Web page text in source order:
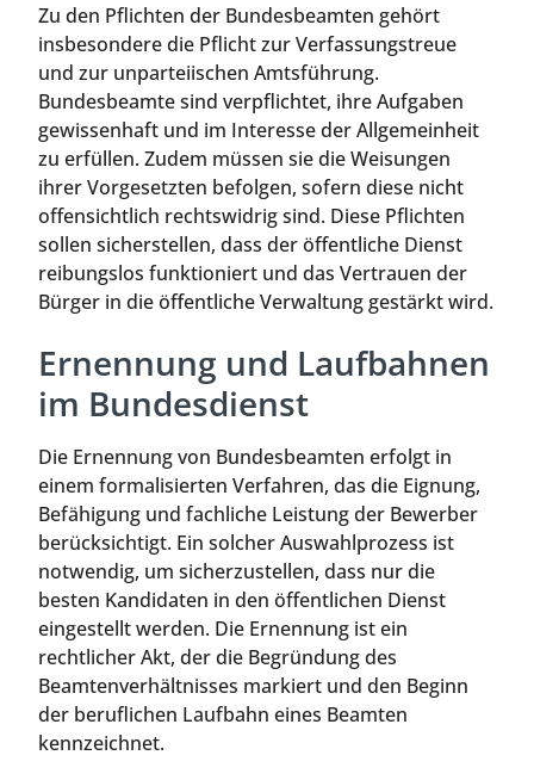
Zu den Pflichten der Bundesbeamten gehört
insbesondere die Pflicht zur Verfassungstreue
und zur unparteiischen Amtsführung.
Bundesbeamte sind verpflichtet, ihre Aufgaben
gewissenhaft und im Interesse der Allgemeinheit
zu erfüllen. Zudem müssen sie die Weisungen
ihrer Vorgesetzten befolgen, sofern diese nicht
offensichtlich rechtswidrig sind. Diese Pflichten
sollen sicherstellen, dass der öffentliche Dienst
reibungslos funktioniert und das Vertrauen der
Bürger in die öffentliche Verwaltung gestärkt wird.
Ernennung und Laufbahnen
im Bundesdienst
Die Ernennung von Bundesbeamten erfolgt in
einem formalisierten Verfahren, das die Eignung,
Befähigung und fachliche Leistung der Bewerber
berücksichtigt. Ein solcher Auswahlprozess ist
notwendig, um sicherzustellen, dass nur die
besten Kandidaten in den öffentlichen Dienst
eingestellt werden. Die Ernennung ist ein
rechtlicher Akt, der die Begründung des
Beamtenverhältnisses markiert und den Beginn
der beruflichen Laufbahn eines Beamten
kennzeichnet.